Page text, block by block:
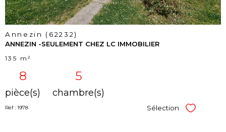
Annezin (62232)
ANNEZIN -SEULEMENT CHEZ LC IMMOBILIER
135 m²
8
pièce(s)
5
chambre(s)
Réf : 1978 Sélection Sélectionner